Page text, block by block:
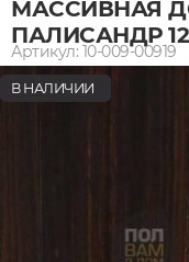
МАССИВНАЯ
ПАЛИСАНДР
Артикул: 10-009-00919
В НАЛИЧИИ